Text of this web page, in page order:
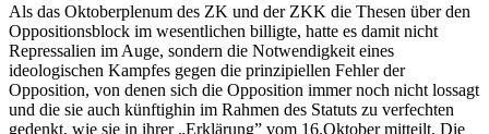
Als das Oktoberplenum des ZK und der ZKK die Thesen über den
Oppositionsblock im wesentlichen billigte, hatte es damit nicht
Repressalien im Auge, sondern die Notwendigkeit eines
ideologischen Kampfes gegen die prinzipiellen Fehler der
Opposition, von denen sich die Opposition immer noch nicht lossagt
und die sie auch künftighin im Rahmen des Statuts zu verfechten
gedenkt, wie sie in ihrer „Erklärung” vom 16.Oktober mitteilt. Die